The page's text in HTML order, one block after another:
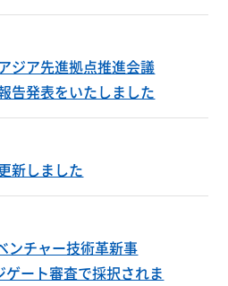
ジア先進拠点推進会議
告発表をいたしました
新しました
ンチャー技術革新事
ート審査で採択されま